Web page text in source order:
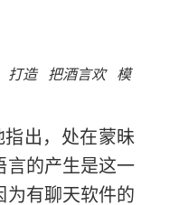
打造 把酒言欢
模
出，处在蒙昧
言的产生是这一
为有聊天软件的